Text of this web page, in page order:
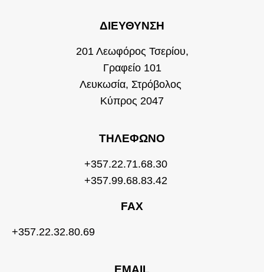
ΔΙΕΎΘΥΝΣΗ
201 Λεωφόρος Τσερίου,
Γραφείο 101
Λευκωσία, Στρόβολος
Κύπρος 2047
ΤΗΛΈΦΩΝΟ
+357.22.71.68.30
+357.99.68.83.42
FAX
+357.22.32.80.69
EMAIL